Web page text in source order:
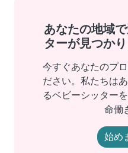
あなたの地域
ターが見つか
今すぐあなたのプ
ださい。私たちは
るベビーシッター
命働
始め